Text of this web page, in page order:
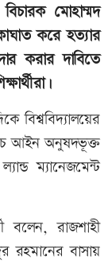
মোহাম্মদ
করে হত্যার
করার দাবিতে
বিশ্ববিদ্যালয়ের
আইন অনুষদভূক্ত
ম্যানেজমেন্ট
বলেন, রাজশাহী
রহমানের বাসায়